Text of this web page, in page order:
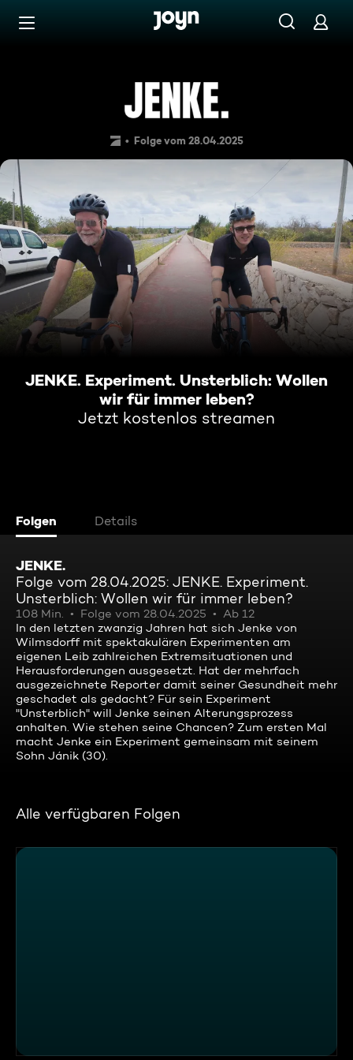
Zum Inhalt springen
JENKE. Experiment.
Folge vom 28.04.2025
JENKE. Experiment. Unsterblich: Wollen
wir für immer leben?
Jetzt kostenlos streamen
Folgen Details
JENKE.
Folge vom 28.04.2025: JENKE. Experiment.
Unsterblich: Wollen wir für immer leben?
108 Min. Folge vom 28.04.2025
Ab 12
In den letzten zwanzig Jahren hat sich Jenke von
Wilmsdorff mit spektakulären Experimenten am
eigenen Leib zahlreichen Extremsituationen und
Herausforderungen ausgesetzt. Hat der mehrfach
ausgezeichnete Reporter damit seiner Gesundheit mehr
geschadet als gedacht? Für sein Experiment
"Unsterblich" will Jenke seinen Alterungsprozess
anhalten. Wie stehen seine Chancen? Zum ersten Mal
macht Jenke ein Experiment gemeinsam mit seinem
Sohn Jánik (30).
Alle verfügbaren Folgen